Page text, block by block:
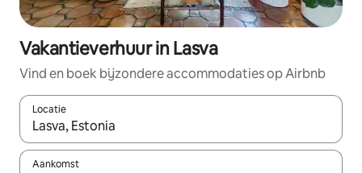
Vakantieverhuur in Lasva
Vind en boek bijzondere accommodaties op Airbnb
Locatie
Wanneer er suggesties beschikbaar zijn, maak je een keuze
Aankomst